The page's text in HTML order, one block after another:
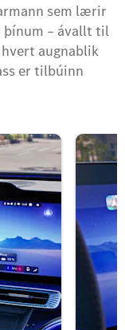
sem lærir
þínum – ávallt til
augnablik
er tilbúinn